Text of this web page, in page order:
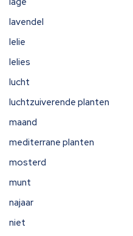
lavendel
lelie
lelies
lucht
luchtzuiverende planten
maand
mediterrane planten
mosterd
munt
najaar
niet